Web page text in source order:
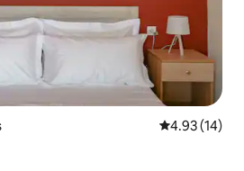
คะแนนเฉลี่ย
4.93 (14)